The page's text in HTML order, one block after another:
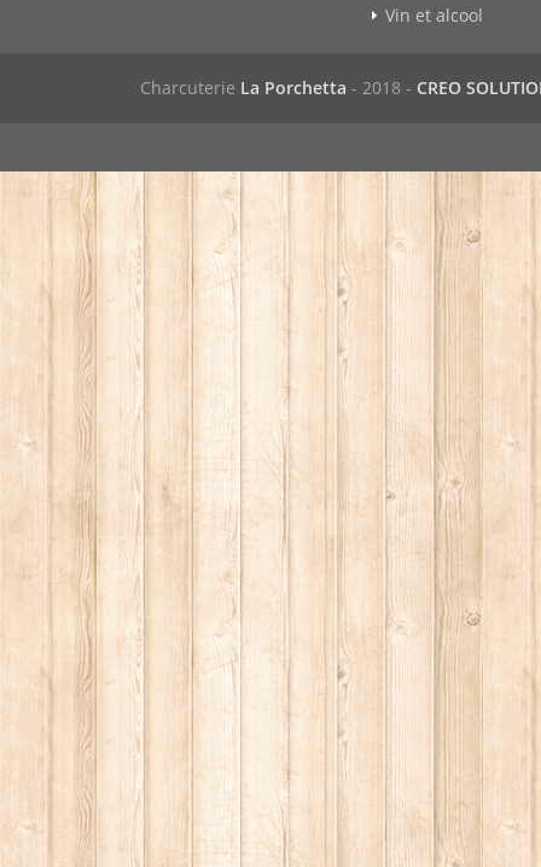
Vin et alcool
Charcuterie La Porchetta - 2018 - CREO